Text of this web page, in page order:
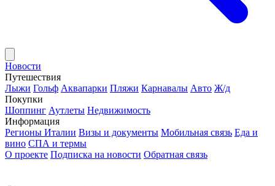
Новости
Путешествия
Лыжи Гольф Аквапарки Пляжи Карнавалы Авто Ж/д
Покупки
Шоппинг Аутлеты Недвижимость
Информация
Регионы Италии Визы и документы Мобильная связь Еда и
вино СПА и термы
О проекте Подписка на новости Обратная связь